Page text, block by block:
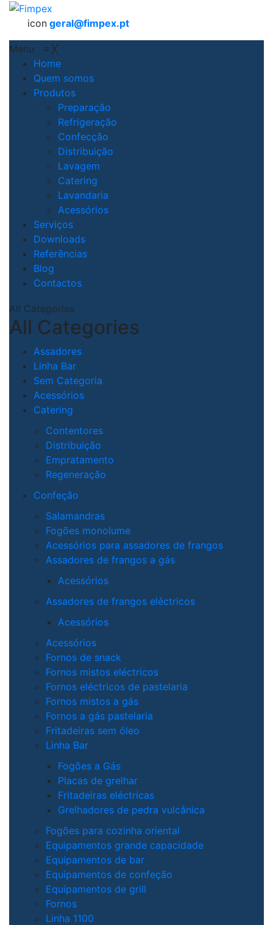
icon geral@fimpex.pt
Menu ≡ ╳
Home
Quem somos
Produtos
Preparação
Refrigeração
Confecção
Distribuição
Lavagem
Catering
Lavandaria
Acessórios
Serviços
Downloads
Referências
Blog
Contactos
All Categories
All Categories
Assadores
Linha Bar
Sem Categoria
Acessórios
Catering
Contentores
Distribuição
Empratamento
Regeneração
Confeção
Salamandras
Fogões monolume
Acessórios para assadores de frangos
Assadores de frangos a gás
Acessórios
Assadores de frangos eléctricos
Acessórios
Acessórios
Fornos de snack
Fornos mistos eléctricos
Fornos eléctricos de pastelaria
Fornos mistos a gás
Fornos a gás pastelaria
Fritadeiras sem óleo
Linha Bar
Fogões a Gás
Placas de grelhar
Fritadeiras eléctricas
Grelhadores de pedra vulcânica
Fogões para cozinha oriental
Equipamentos grande capacidade
Equipamentos de bar
Equipamentos de confeção
Equipamentos de grill
Fornos
Linha 1100